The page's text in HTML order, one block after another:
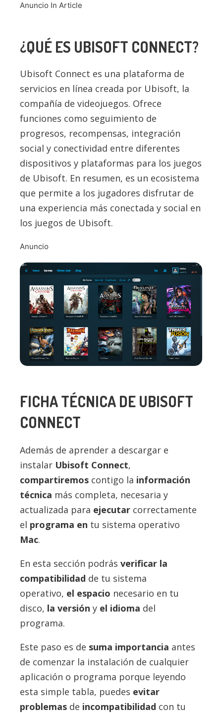
Anuncio In Article
¿QUÉ ES UBISOFT CONNECT?
Ubisoft Connect es una plataforma de
servicios en línea creada por Ubisoft, la
compañía de videojuegos. Ofrece
funciones como seguimiento de
progresos, recompensas, integración
social y conectividad entre diferentes
dispositivos y plataformas para los juegos
de Ubisoft. En resumen, es un ecosistema
que permite a los jugadores disfrutar de
una experiencia más conectada y social en
los juegos de Ubisoft.
Anuncio
FICHA TÉCNICA DE UBISOFT
CONNECT
Además de aprender a descargar e
instalar Ubisoft Connect,
compartiremos contigo la información
técnica más completa, necesaria y
actualizada para ejecutar correctamente
el programa en tu sistema operativo
Mac.
En esta sección podrás verificar la
compatibilidad de tu sistema
operativo, el espacio necesario en tu
disco, la versión y el idioma del
programa.
Este paso es de suma importancia antes
de comenzar la instalación de cualquier
aplicación o programa porque leyendo
esta simple tabla, puedes evitar
problemas de incompatibilidad con tu